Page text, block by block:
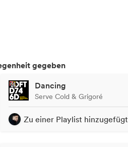
gegeben
Dancing
Serve Cold & Grigoré
Zu einer Playlist hinzugefügt